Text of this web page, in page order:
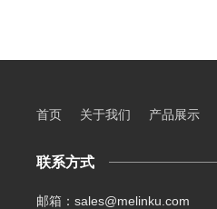
首页 关于我们 产品展示
联系方式
邮箱：sales@melinku.com